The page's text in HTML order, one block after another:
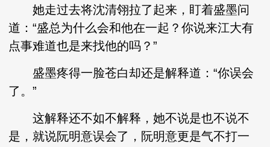
她走过去将沈清翎拉了起来，盯着盛墨问
道：“盛总为什么会和他在一起？你说来江大有
点事难道也是来找他的吗？”
盛墨疼得一脸苍白却还是解释道：“你误会
了。”
这解释还不如不解释，她不说是也不说不
是，就说阮明意误会了，阮明意更是气不打一